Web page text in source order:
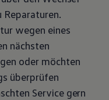
Reparaturen.
wegen eines
nächsten
oder möchten
überprüfen
Servicegern